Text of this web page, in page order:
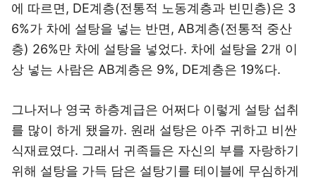
에 따르면, DE계층(전통적 노동계층과 빈민층)은 3
6%가 차에 설탕을 넣는 반면, AB계층(전통적 중산
층) 26%만 차에 설탕을 넣었다. 차에 설탕을 2개 이
상 넣는 사람은 AB계층은 9%, DE계층은 19%다.
그나저나 영국 하층계급은 어쩌다 이렇게 설탕 섭취
를 많이 하게 됐을까. 원래 설탕은 아주 귀하고 비싼
식재료였다. 그래서 귀족들은 자신의 부를 자랑하기
위해 설탕을 가득 담은 설탕기를 테이블에 무심하게